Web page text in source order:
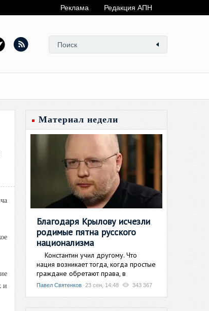
Реклама Редакция АПН
и
Материал недели
Благодаря Крылову исчезли
родимые пятна русского
национализма
Константин учил другому. Что
нация возникает тогда, когда простые
граждане обретают права, в
Павел Святенков 23 сен, 14:48 343 367